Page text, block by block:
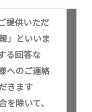
提供いただ
」といいま
る回答な
へのご連絡
きます
を除いて、